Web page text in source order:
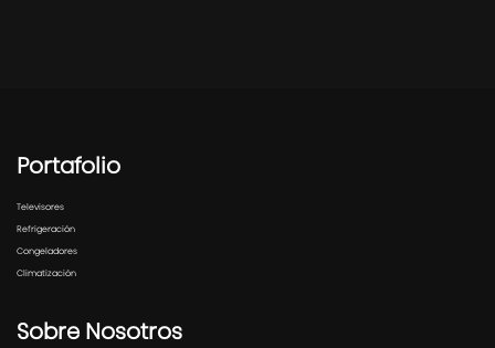
Portafolio
Televisores
Refrigeración
Congeladores
Climatización
Sobre Nosotros